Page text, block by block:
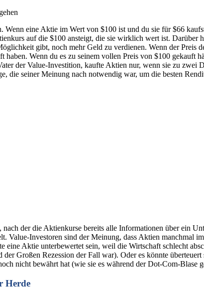
eine Aktie im Wert von $100 ist und du sie für $66
auf die $100 ansteigt, die sie wirklich wert ist. Darüber
gibt, noch mehr Geld zu verdienen. Wenn der Preis
Wenn du es zu seinem vollen Preis von $100 gekauft
der Value-Investition, kaufte Aktien nur, wenn sie zu zwei
die seiner Meinung nach notwendig war, um die besten
der die Aktienkurse bereits alle Informationen über ein
Value-Investoren sind der Meinung, dass Aktien manchmal
eine Aktie unterbewertet sein, weil die Wirtschaft schlecht
Großen Rezession der Fall war). Oder es könnte
nicht bewährt hat (wie sie es während der Dot-Com-Blase
Herde